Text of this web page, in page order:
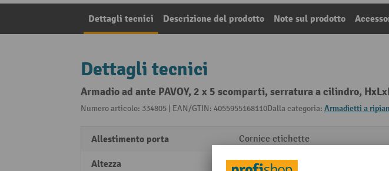
Dettagli tecnici Descrizione del prodotto Note sul prodotto
Dettagli tecnici
Armadio ad ante PAVOY, 2 x 5 scomparti, serratura a cilindro,
Numero articolo: 334805 | EAN/GTIN: 4055955168110Dalla categoria: Armadietti a
Allestimento porta Cornice etichette
Altezza 1950 mm